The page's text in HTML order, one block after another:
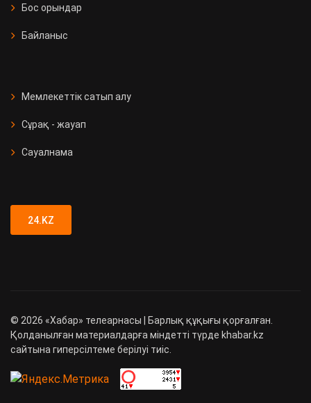
Бос орындар
Байланыс
Мемлекеттік сатып алу
Сұрақ - жауап
Сауалнама
24.KZ
© 2026 «Хабар» телеарнасы | Барлық құқығы қорғалған.
Қолданылған материалдарға міндетті түрде khabar.kz
сайтына гиперсілтеме берілуі тиіс.